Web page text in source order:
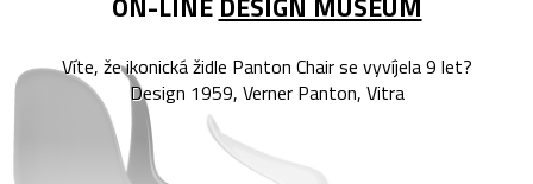
Víte, že ikonická židle Panton Chair se vyvíjela 9 let?
Design 1959, Verner Panton, Vitra